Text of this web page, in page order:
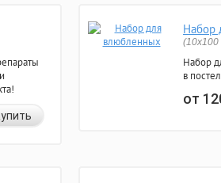
Набор
(10х100
Набор
в
от